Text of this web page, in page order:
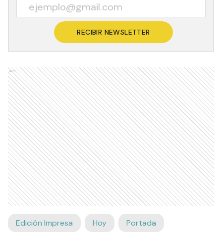
RECIBIR NEWSLETTER
Ads
Edición Impresa Hoy Portada